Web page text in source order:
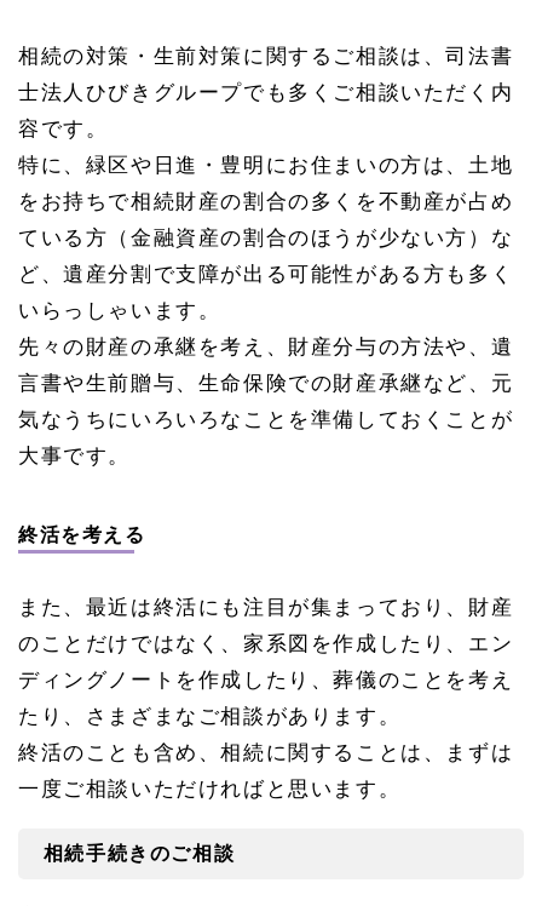
相続の対策・生前対策に関するご相談は、司法書
士法人ひびきグループでも多くご相談いただく内
容です。
特に、緑区や日進・豊明にお住まいの方は、土地
をお持ちで相続財産の割合の多くを不動産が占め
ている方（金融資産の割合のほうが少ない方）な
ど、遺産分割で支障が出る可能性がある方も多く
いらっしゃいます。
先々の財産の承継を考え、財産分与の方法や、遺
言書や生前贈与、生命保険での財産承継など、元
気なうちにいろいろなことを準備しておくことが
大事です。
終活を考える
また、最近は終活にも注目が集まっており、財産
のことだけではなく、家系図を作成したり、エン
ディングノートを作成したり、葬儀のことを考え
たり、さまざまなご相談があります。
終活のことも含め、相続に関することは、まずは
一度ご相談いただければと思います。
相続手続きのご相談